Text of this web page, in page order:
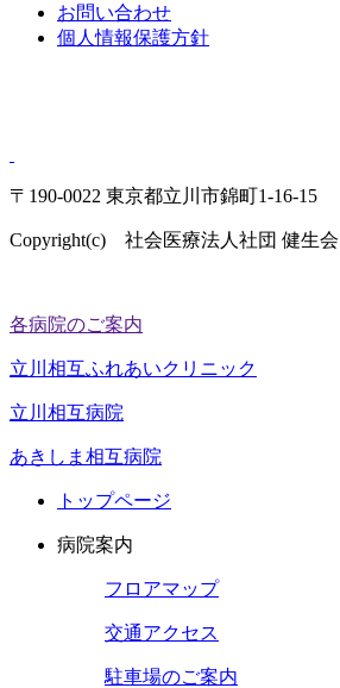
お問い合わせ
個人情報保護方針
〒190-0022 東京都立川市錦町1-16-15
Copyright(c) 社会医療法人社団 健生
各病院のご案内
立川相互ふれあいクリニック
立川相互病院
あきしま相互病院
トップページ
病院案内
フロアマップ
交通アクセス
駐車場のご案内